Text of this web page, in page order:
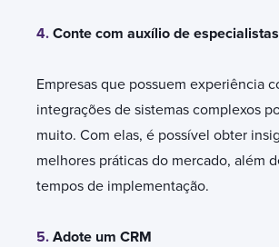
4. Conte com auxílio de especialistas
Empresas que possuem experiência
integrações de sistemas complexos
muito. Com elas, é possível obter
melhores práticas do mercado, além
tempos de implementação.
5. Adote um CRM